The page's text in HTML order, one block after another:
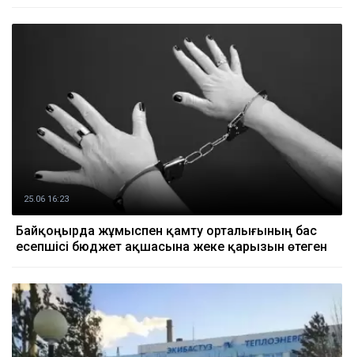
25.06 16:23
Байқоңырда жұмыспен қамту орталығының бас
есепшісі бюджет ақшасына жеке қарызын өтеген